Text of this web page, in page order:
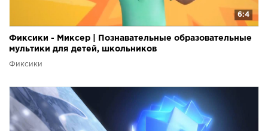
6:4
Фиксики - Миксер | Познавательные образовательные
мультики для детей, школьников
Фиксики